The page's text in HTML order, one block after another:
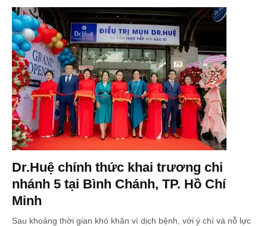
Dr.Huệ chính thức khai trương chi
nhánh 5 tại Bình Chánh, TP. Hồ Chí
Minh
Sau khoảng thời gian khó khăn vì dịch bệnh, với ý chí và nỗ lực